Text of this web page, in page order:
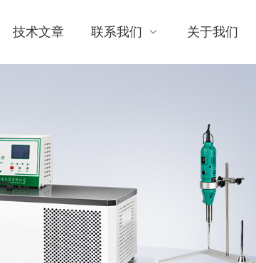
技术文章 联系我们 关于我们